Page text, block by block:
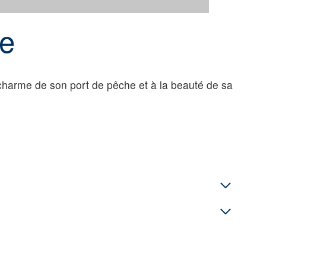
de son port de pêche et à la beauté de sa